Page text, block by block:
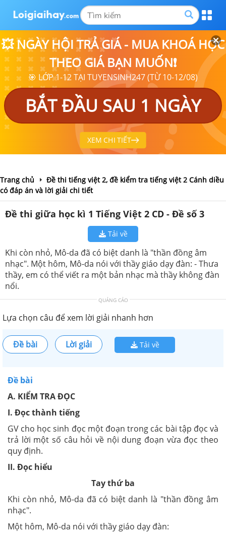
💥 NGÀY HỘI TRẢ GIÁ - MUA KHOÁ HỌC
THEO GIÁ BẠN MUỐN❗
🎯 LỚP 1-12 TẠI TUYENSINH247 (TỪ 10-12/08)
BẮT ĐẦU SAU 1 NGÀY
XEM CHI TIẾT
Trang chủ
Đề thi tiếng việt 2, đề kiểm tra tiếng việt 2 Cánh diều
có đáp án và lời giải chi tiết
Đề thi giữa học kì 1 Tiếng Việt 2 CD - Đề số 3
Tải về
Khi còn nhỏ, Mô-da đã có biệt danh là "thần đồng âm
nhạc". Một hôm, Mô-da nói với thầy giáo dạy đàn: - Thưa
thầy, em có thể viết ra một bản nhạc mà thầy không đàn
nổi.
QUẢNG CÁO
Lựa chọn câu để xem lời giải nhanh hơn
Đề bài Lời giải Tải về
Đề bài
A. KIỂM TRA ĐỌC
I. Đọc thành tiếng
GV cho học sinh đọc một đoạn trong các bài tập đọc và
trả lời một số câu hỏi về nội dung đoạn vừa đọc theo
quy định.
II. Đọc hiểu
Tay thứ ba
Khi còn nhỏ, Mô-da đã có biệt danh là "thần đồng âm
nhạc".
Một hôm, Mô-da nói với thầy giáo dạy đàn: